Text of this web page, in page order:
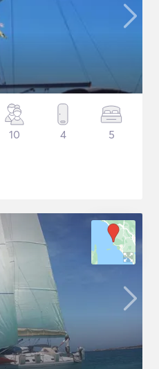
10 4 5